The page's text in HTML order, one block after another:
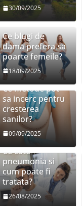
30/09/2025
Ce blugi de
dama prefera sa
poarte femeile?
18/09/2025
Ce metode pot
sa incerc pentru
cresterea
sanilor?
09/09/2025
Ce este
pneumonia si
cum poate fi
tratata?
26/08/2025